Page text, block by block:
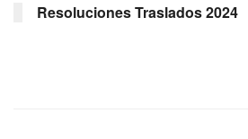
Resoluciones Traslados 2024